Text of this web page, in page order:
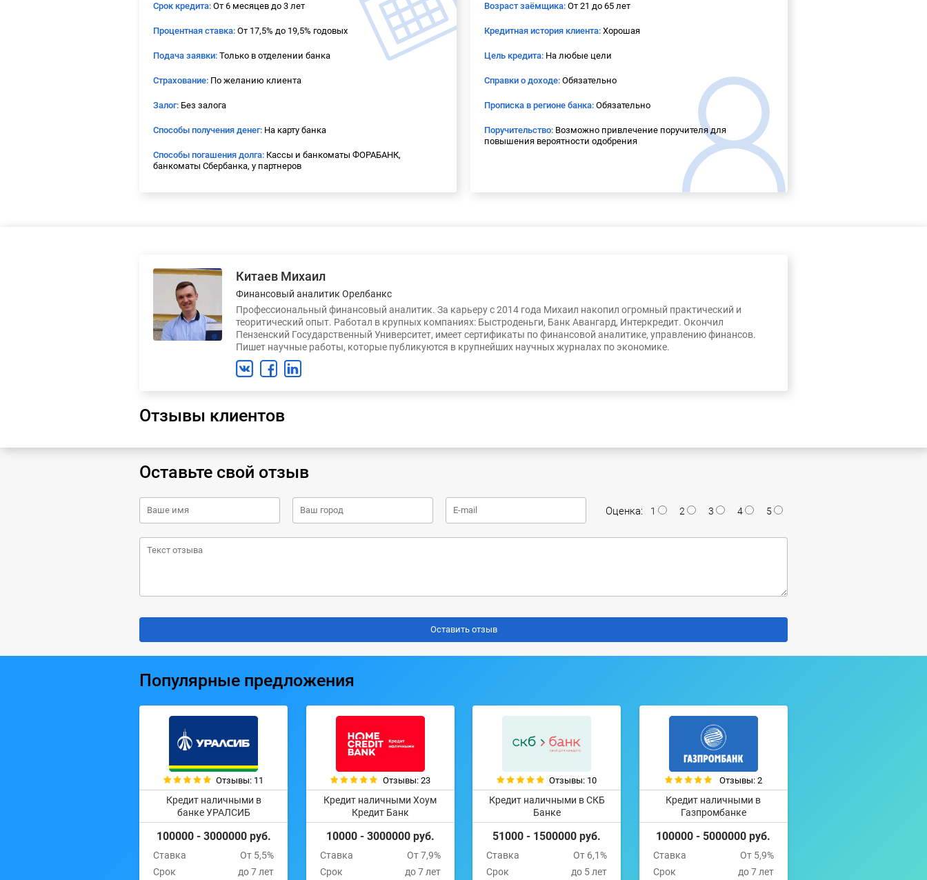
Срок кредита: От 6 месяцев до 3 лет
Процентная ставка: От 17,5% до 19,5% годовых
Подача заявки: Только в отделении банка
Страхование: По желанию клиента
Залог: Без залога
Способы получения денег: На карту банка
Способы погашения долга: Кассы и банкоматы ФОРАБАНК,
банкоматы Сбербанка, у партнеров
Возраст заёмщика: От 21 до 65 лет
Кредитная история клиента: Хорошая
Цель кредита: На любые цели
Справки о доходе: Обязательно
Прописка в регионе банка: Обязательно
Поручительство: Возможно привлечение поручителя для
повышения вероятности одобрения
Китаев Михаил
Финансовый аналитик Орелбанкс
Профессиональный финансовый аналитик. За карьеру с 2014 года Михаил накопил огромный практический и
теоритический опыт. Работал в крупных компаниях: Быстроденьги, Банк Авангард, Интеркредит. Окончил
Пензенский Государственный Университет, имеет сертификаты по финансовой аналитике, управлению финансов.
Пишет научные работы, которые публикуются в крупнейших научных журналах по экономике.
Отзывы клиентов
Оставьте свой отзыв
Оценка: 1 2 3 4 5
Популярные предложения
Отзывы: 11
Кредит наличными в
банке УРАЛСИБ
100000 - 3000000 руб.
Ставка
От 5,5%
Срок
до 7 лет
Отзывы: 23
Кредит наличными Хоум
Кредит Банк
10000 - 3000000 руб.
Ставка
От 7,9%
Срок
до 7 лет
Отзывы: 10
Кредит наличными в СКБ
Банке
51000 - 1500000 руб.
Ставка
От 6,1%
Срок
до 5 лет
Отзывы: 2
Кредит наличными в
Газпромбанке
100000 - 5000000 руб.
Ставка
От 5,9%
Срок
до 7 лет